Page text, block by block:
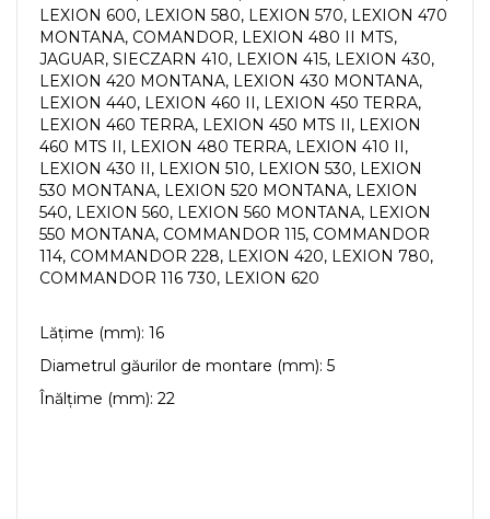
LEXION 600, LEXION 580, LEXION 570, LEXION 470
MONTANA, COMANDOR, LEXION 480 II MTS,
JAGUAR, SIECZARN 410, LEXION 415, LEXION 430,
LEXION 420 MONTANA, LEXION 430 MONTANA,
LEXION 440, LEXION 460 II, LEXION 450 TERRA,
LEXION 460 TERRA, LEXION 450 MTS II, LEXION
460 MTS II, LEXION 480 TERRA, LEXION 410 II,
LEXION 430 II, LEXION 510, LEXION 530, LEXION
530 MONTANA, LEXION 520 MONTANA, LEXION
540, LEXION 560, LEXION 560 MONTANA, LEXION
550 MONTANA, COMMANDOR 115, COMMANDOR
114, COMMANDOR 228, LEXION 420, LEXION 780,
COMMANDOR 116 730, LEXION 620
Lățime (mm): 16
Diametrul găurilor de montare (mm): 5
Înălțime (mm): 22